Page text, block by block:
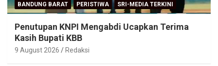
BANDUNG BARAT PERISTIWA SRI-MEDIA TERKINI
Penutupan KNPI Mengabdi Ucapkan Terima
Kasih Bupati KBB
9 August 2026 Redaksi